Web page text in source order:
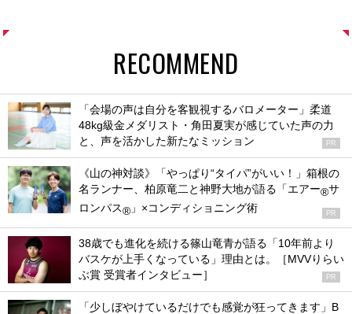
RECOMMEND
「会場の声は自分を客観視するバロメーター」柔道
48kg級金メダリスト・角田夏実が感じていた声の力
と、声を活かした新たなミッション
PR
《山の神対談》「やっぱり“タイパ”がいい！」箱根の
名ランナー、柏原竜二と神野大地が語る「エアー®サ
ロンパス® 」×コンディショニング術 PR
38歳でも進化を続ける篠山竜青が語る「10年前より
バスケが上手くなっている」理由とは。［MVVりらい
ぶ賞 受賞者インタビュー］
PR
「少しぼやけているだけでも感覚が狂ってきます」B